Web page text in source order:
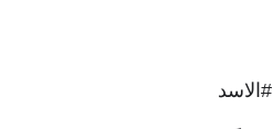
#الاسد